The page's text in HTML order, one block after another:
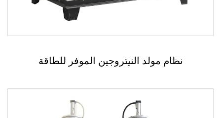
نظام مولد النيتروجين الموفر للطاقة